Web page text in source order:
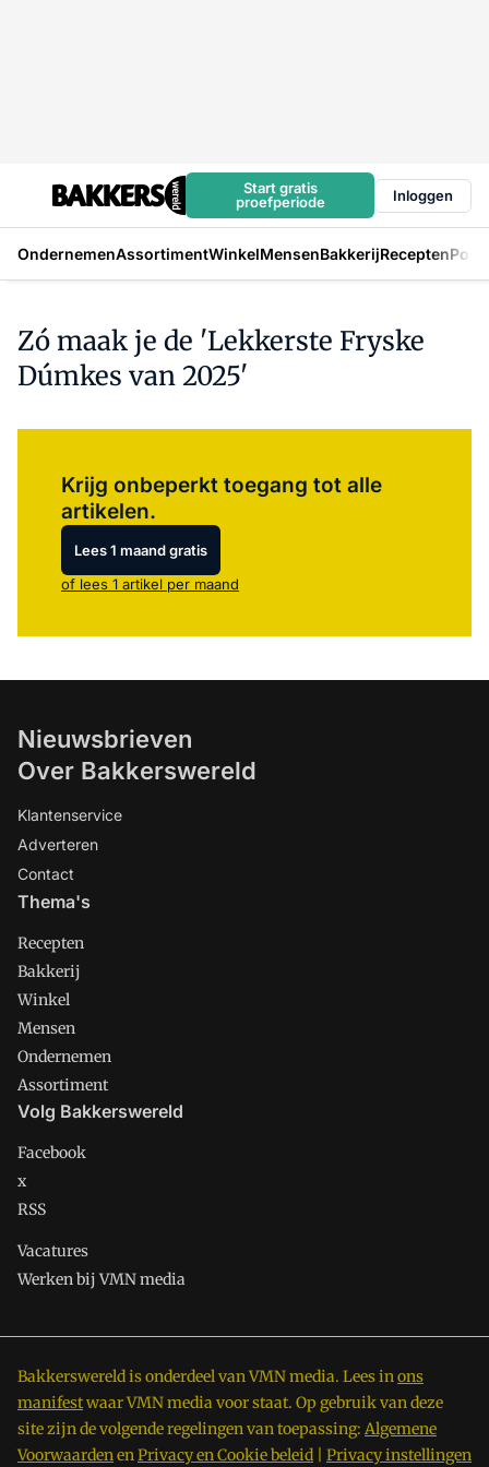
Start gratis
proefperiode
Inloggen
OndernemenAssortimentWinkelMensenBakkerijRecepten
Zó maak je de 'Lekkerste Fryske
Dúmkes van 2025'
Krijg onbeperkt toegang tot alle
artikelen.
Lees 1 maand gratis
of lees 1 artikel per maand
Nieuwsbrieven
Over Bakkerswereld
Klantenservice
Adverteren
Contact
Thema's
Recepten
Bakkerij
Winkel
Mensen
Ondernemen
Assortiment
Volg Bakkerswereld
Facebook
x
RSS
Vacatures
Werken bij VMN media
Bakkerswereld is onderdeel van VMN media. Lees inons
manifestwaar VMN media voor staat. Op gebruik van deze
site zijn de volgende regelingen van toepassing: Algemene
VoorwaardenenPrivacy en Cookie beleid Privacy instellingen